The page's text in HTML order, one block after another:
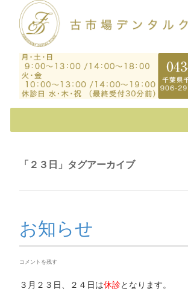
ツ
「 ２３日 」タグアーカイブ
お知らせ
コメントを残す
３月２３日、２４日は休診となります。